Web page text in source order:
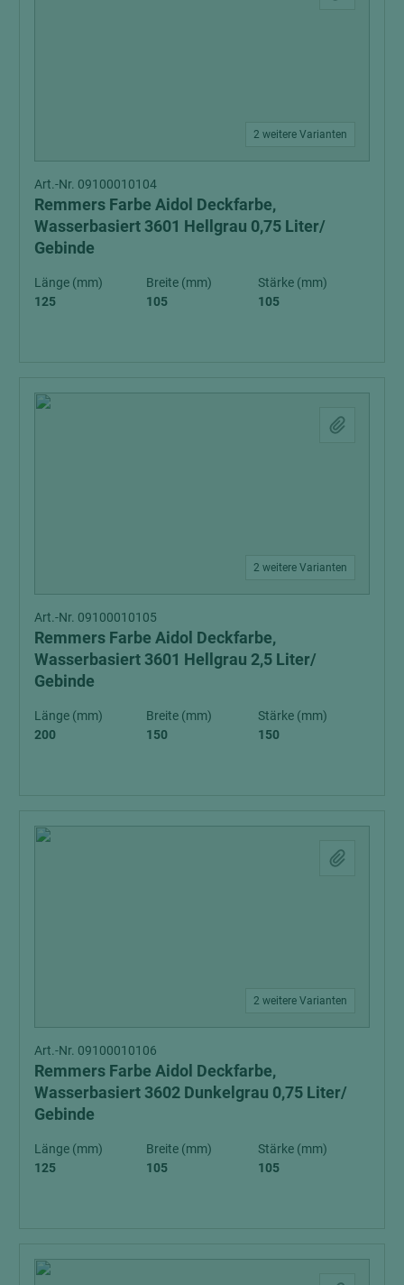
2 weitere Varianten
Art.-Nr. 09100010104
Remmers Farbe Aidol Deckfarbe,
Wasserbasiert 3601 Hellgrau 0,75 Liter/
Gebinde
Länge (mm)
125
Breite (mm)
105
Stärke (mm)
105
2 weitere Varianten
Art.-Nr. 09100010105
Remmers Farbe Aidol Deckfarbe,
Wasserbasiert 3601 Hellgrau 2,5 Liter/
Gebinde
Länge (mm)
200
Breite (mm)
150
Stärke (mm)
150
2 weitere Varianten
Art.-Nr. 09100010106
Remmers Farbe Aidol Deckfarbe,
Wasserbasiert 3602 Dunkelgrau 0,75 Liter/
Gebinde
Länge (mm)
125
Breite (mm)
105
Stärke (mm)
105